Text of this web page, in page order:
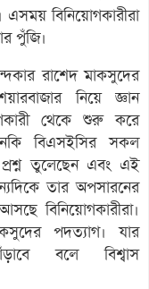
বিনিয়োগকারীরা
পুঁজি।
রাশেদ মাকসুদের
নিয়ে জ্ঞান
থেকে শুরু করে
বিএসইসির সকল
প্রশ্ন তুলেছেন এবং এই
তার অপসারনের
বিনিয়োগকারীরা।
পদত্যাগ। যার
বলে বিশ্বাস